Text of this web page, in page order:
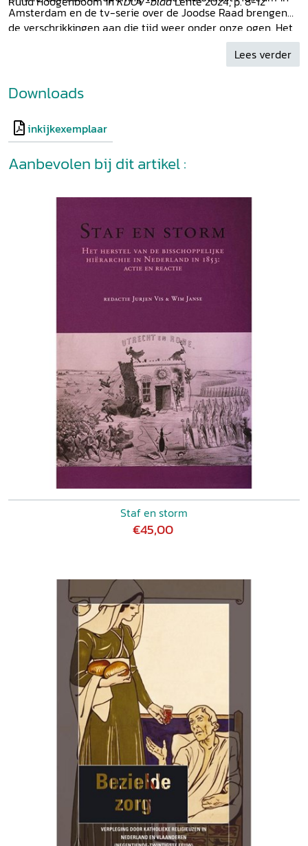
Amsterdam en de tv-serie over de Joodse Raad brengen
de verschrikkingen aan die tijd weer onder onze ogen. Het
gaat over ons bisdom in die
periode en is het lezen meer dan waard. [...]' - Marcel
Lees verder
Downloads
inkijkexemplaar
Aanbevolen bij dit artikel :
Staf en storm
€45,00